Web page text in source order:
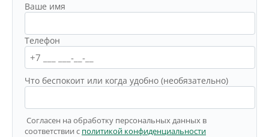
Ваше имя
Телефон
Что беспокоит или когда удобно (необязательно)
Согласен на обработку персональных данных в
соответствии с политикой конфиденциальности